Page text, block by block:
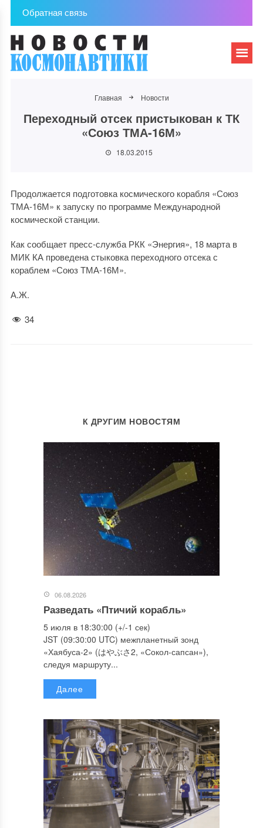
Обратная связь
Главная Новости
Переходный отсек пристыкован к ТК
«Союз ТМА-16М»
18.03.2015
Продолжается подготовка космического корабля «Союз
ТМА-16М» к запуску по программе Международной
космической станции.
Как сообщает пресс-служба РКК «Энергия», 18 марта в
МИК КА проведена стыковка переходного отсека с
кораблем «Союз ТМА-16М».
А.Ж.
34
К ДРУГИМ НОВОСТЯМ
06.08.2026
Разведать «Птичий корабль»
5 июля в 18:30:00 (+/-1 сек)
JST (09:30:00 UTC) межпланетный зонд
«Хаябуса-2» (はやぶさ2, «Сокол-сапсан»),
следуя маршруту...
Далее